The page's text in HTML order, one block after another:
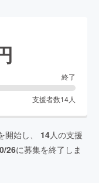
終了
支援者数14人
開始し、 14人の支援
26に募集を終了しま